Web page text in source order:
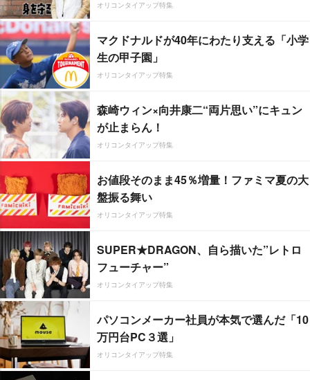
オリコンタイアップ特集
マクドナルドが40年にわたり支える「小学
生の甲子園」
オリコンタイアップ特集
森崎ウィン×向井康二“両片思い”にキュン
が止まらん！
オリコンタイアップ特集
お値段そのまま45％増量！ファミマ夏の大
盤振る舞い
オリコンタイアップ特集
SUPER★DRAGON、自ら描いた”レトロ
フューチャー”
オリコンタイアップ特集
パソコンメーカー社員が本気で選んだ「10
万円台PC３選」
オリコンタイアップ特集